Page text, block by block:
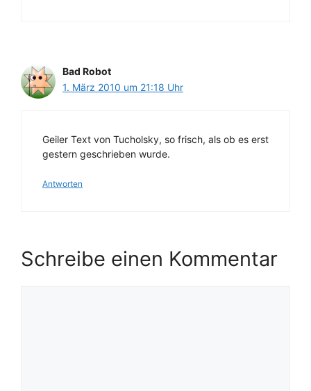
Bad Robot
1. März 2010 um 21:18 Uhr
Geiler Text von Tucholsky, so frisch, als ob es erst
gestern geschrieben wurde.
Antworten
Schreibe einen Kommentar